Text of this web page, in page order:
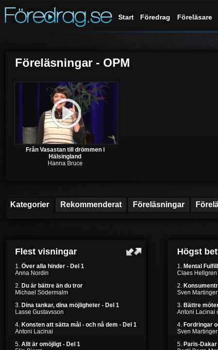
Start Föredrag Föreläsare
Föreläsningar - OPM
Från Vasastan till drömmen i
Hälsingland
Hanna Bruce
Kategorier Rekommenderat Föreläsningar
Flest visningar
1. Över alla hinder - Del 1
Anna Nordin
2. Du är bättre än du tror
Michael Södermalm
3. Dina tankar, dina möjligheter - Del 1
Lasse Gustavsson
4. Konsten att sätta mål - och nå dem - Del 1
Antoni Lacinai
5. Allt är omöjligt - Del 1
Högst
1. Mental
Claes Hellgren
2.
Sven Martinger
3. Bättre
Antoni Lacinai
4. Fordringar
Sven Martinger
5. Paris-Dakar